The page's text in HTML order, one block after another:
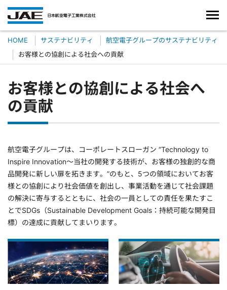
HOME サステナビリティ
航空電子グループのサステナビリティ
お客様との協創による社会への貢献
お客様との協創による社会へ
の貢献
航空電子グループは、コーポレートスローガン “Technology to
Inspire Innovation～当社の開発する技術が、お客様の独創的な商
品開発に新しい扉を拓きます。”のもと、5つの領域においてお客
様との協創により社会価値を創出し、事業活動を通じて社会課題
の解決に寄与するとともに、社会の一員としての責任を果たすこ
とでSDGs（Sustainable Development Goals：持続可能な開発目
標）の達成に貢献してまいります。